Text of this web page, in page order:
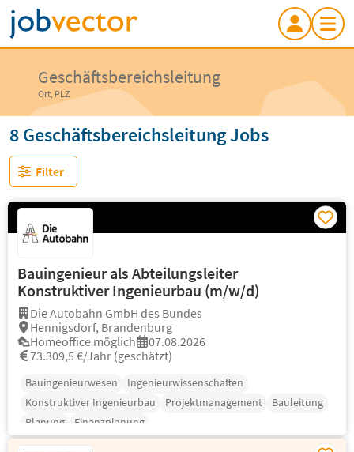
Geschäftsbereichsleitung
Ort, PLZ
8 Geschäftsbereichsleitung Jobs
Filter
Bauingenieur als Abteilungsleiter
Konstruktiver Ingenieurbau (m/w/d)
Die Autobahn GmbH des Bundes
Hennigsdorf, Brandenburg
Homeoffice möglich
07.08.2026
73.309,5 €/Jahr (geschätzt)
Bauingenieurwesen
Ingenieurwissenschaften
Konstruktiver Ingenieurbau
Projektmanagement
Bauleitung
Planung
Finanzplanung